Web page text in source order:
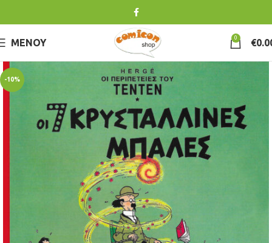
ΜΕΝΟΎ 0 €
-10%